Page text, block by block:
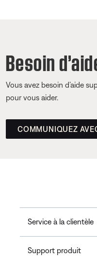
Besoin
Vous avez besoin d’aide
pour vous aider.
COMMUNIQUEZ
Service à la clientèle
Support produit